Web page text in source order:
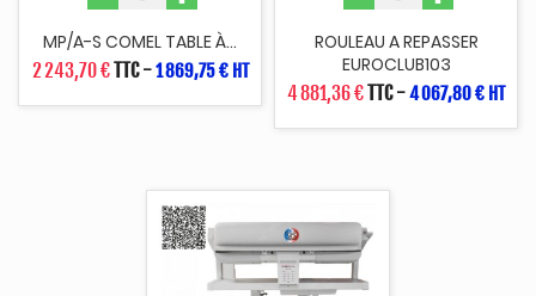
MP/A-S COMEL TABLE À...
2 243,70 €TTC-1 869,75 € HT
ROULEAU A REPASSER
EUROCLUB103
4 881,36 €TTC-4 067,80 € HT